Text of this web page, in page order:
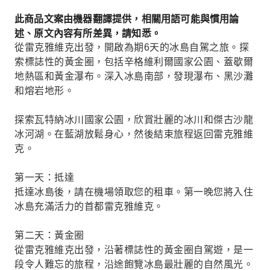
此商品文案由機器翻譯提供，相關用語可能與慣用論
述、原文內容有所差異，請知悉。
從雷克雅維克出發，開啟為期6天的冰島自駕之旅。探
索標誌性的黃金圈，包括辛格維利爾國家公園、蓋歇爾
地熱區和黃金瀑布。深入冰島南部，發現瀑布、黑沙灘
和熔岩地形。
探索瓦特納冰川國家公園，欣賞壯麗的冰川和傑古沙龍
冰河湖。在藍湖放鬆身心，然後結束旅程返回雷克雅維
克。
第一天：抵達
抵達冰島後，請在機場領取您的租車。第一晚您將入住
冰島充滿活力的首都雷克雅維克。
第二天：黃金圈
從雷克雅維克出發，沿著標誌性的黃金圈自駕遊，是一
段令人難忘的旅程，沿途飽覽冰島最壯麗的自然風光。